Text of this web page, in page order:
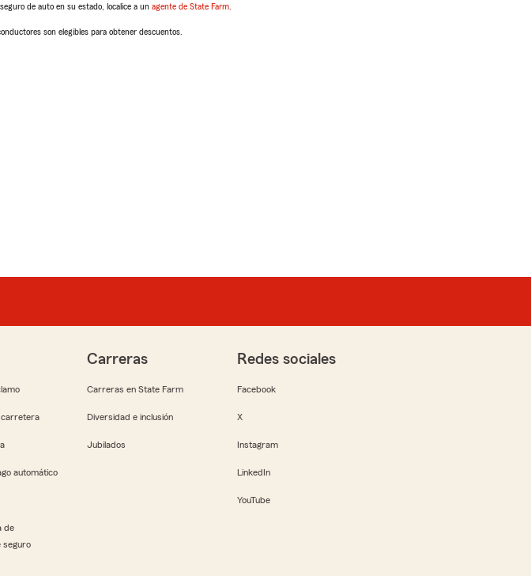
de auto en su estado, localice a un agente de State Farm
son elegibles para obtener descuentos.
carretera
automático
de
seguro
Carreras
Carreras en State Farm
Diversidad e inclusión
Jubilados
Redes sociales
Facebook
X
Instagram
LinkedIn
YouTube